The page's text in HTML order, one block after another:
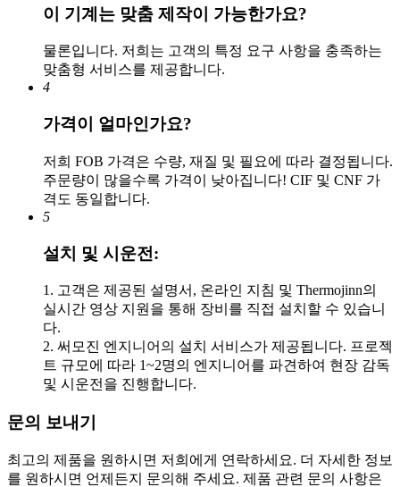
이 기계는 맞춤 제작이 가능한가요?
물론입니다. 저희는 고객의 특정 요구 사항을 충족하는
맞춤형 서비스를 제공합니다.
4
가격이 얼마인가요?
저희 FOB 가격은 수량, 재질 및 필요에 따라 결정됩니다.
주문량이 많을수록 가격이 낮아집니다! CIF 및 CNF 가
격도 동일합니다.
5
설치 및 시운전:
1. 고객은 제공된 설명서, 온라인 지침 및 Thermojinn의
실시간 영상 지원을 통해 장비를 직접 설치할 수 있습니
다.
2. 써모진 엔지니어의 설치 서비스가 제공됩니다. 프로젝
트 규모에 따라 1~2명의 엔지니어를 파견하여 현장 감독
및 시운전을 진행합니다.
문의 보내기
최고의 제품을 원하시면 저희에게 연락하세요. 더 자세한 정보
를 원하시면 언제든지 문의해 주세요. 제품 관련 문의 사항은